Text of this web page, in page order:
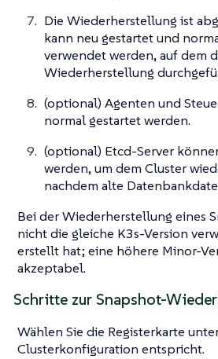
Die Wiederherstellung ist
kann neu gestartet und
verwendet werden, auf dem
Wiederherstellung
(optional) Agenten und
normal gestartet werden.
(optional) Etcd-Server
werden, um dem Cluster
nachdem alte
Bei der Wiederherstellung eines
nicht die gleiche K3s-Version
erstellt hat; eine höhere Minor-
akzeptabel.
Schritte zur Snapshot-
Wählen Sie die Registerkarte
Clusterkonfiguration entspricht.